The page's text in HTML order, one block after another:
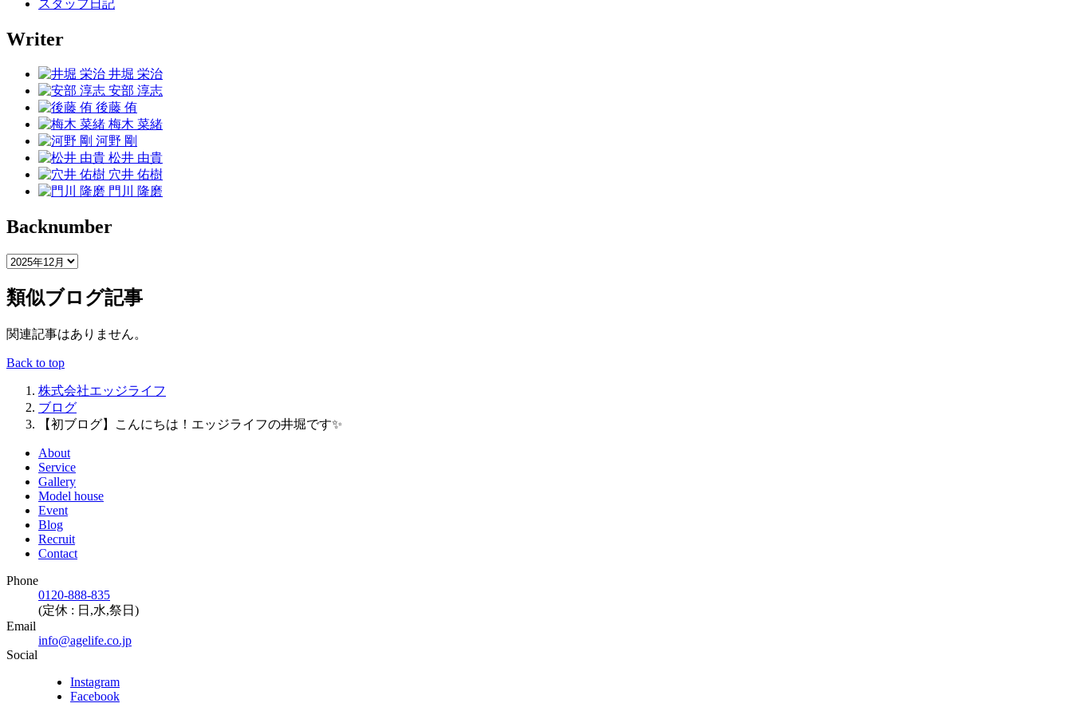
スタッフ日記
Writer
井堀 栄治
安部 淳志
後藤 侑
梅木 菜緒
河野 剛
松井 由貴
穴井 佑樹
門川 隆磨
Backnumber
類似ブログ記事
関連記事はありません。
Back to top
株式会社エッジライフ
ブログ
【初ブログ】こんにちは！エッジライフの井堀です✨
About
Service
Gallery
Model house
Event
Blog
Recruit
Contact
Phone
0120-888-835
(定休 : 日,水,祭日)
Email
info@agelife.co.jp
Social
Instagram
Facebook